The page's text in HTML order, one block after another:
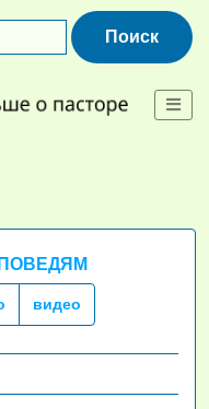
видео